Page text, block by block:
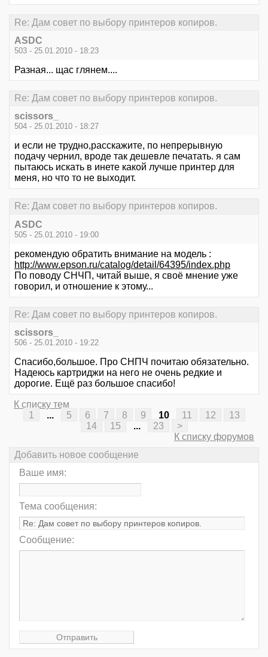
Re: Дам совет по выбору принтеров копиров.
ASDC
503 - 25.01.2010 - 18:23
Разная... щас глянем....
Re: Дам совет по выбору принтеров копиров.
scissors_
504 - 25.01.2010 - 18:27
и если не трудно,расскажите, по непрерывную
подачу чернил, вроде так дешевле печатать. я сам
пытаюсь искать в инете какой лучше принтер для
меня, но что то не выходит.
Re: Дам совет по выбору принтеров копиров.
ASDC
505 - 25.01.2010 - 19:00
рекомендую обратить внимание на модель :
http://www.epson.ru/catalog/detail/64395/index.php
По поводу СНЧП, читай выше, я своё мнение уже
говорил, и отношение к этому...
Re: Дам совет по выбору принтеров копиров.
scissors_
506 - 25.01.2010 - 19:22
Спасибо,большое. Про СНПЧ почитаю обязательно.
Надеюсь картриджи на него не очень редкие и
дорогие. Ещё раз большое спасибо!
К списку тем
1
... 5 6 7 8 9 10 11 12
13
14
15 ... 23
>
К списку форумов
Добавить новое сообщение
Ваше имя:
Тема сообщения:
Сообщение: